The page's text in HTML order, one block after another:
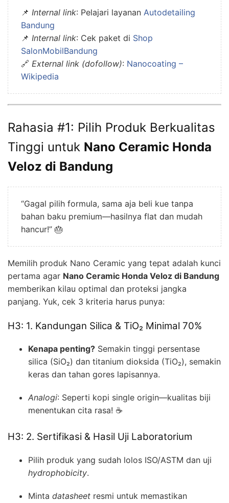
📌 Internal link: Pelajari layanan Autodetailing
Bandung
📌 Internal link: Cek paket di Shop
SalonMobilBandung
🔗 External link (dofollow): Nanocoating –
Wikipedia
Rahasia #1: Pilih Produk Berkualitas
Tinggi untuk Nano Ceramic Honda
Veloz di Bandung
“Gagal pilih formula, sama aja beli kue tanpa
bahan baku premium—hasilnya flat dan mudah
hancur!” 🎂
Memilih produk Nano Ceramic yang tepat adalah kunci
pertama agar Nano Ceramic Honda Veloz di Bandung
memberikan kilau optimal dan proteksi jangka
panjang. Yuk, cek 3 kriteria harus punya:
H3: 1. Kandungan Silica & TiO₂ Minimal 70%
Kenapa penting? Semakin tinggi persentase
silica (SiO₂) dan titanium dioksida (TiO₂), semakin
keras dan tahan gores lapisannya.
Analogi: Seperti kopi single origin—kualitas biji
menentukan cita rasa! ☕
H3: 2. Sertifikasi & Hasil Uji Laboratorium
Pilih produk yang sudah lolos ISO/ASTM dan uji
hydrophobicity.
Minta datasheet resmi untuk memastikan